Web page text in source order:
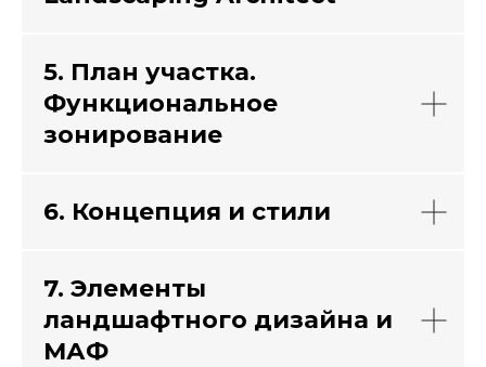
5. План участка.
Функциональное
зонирование
6. Концепция и стили
7. Элементы
ландшафтного дизайна и
МАФ